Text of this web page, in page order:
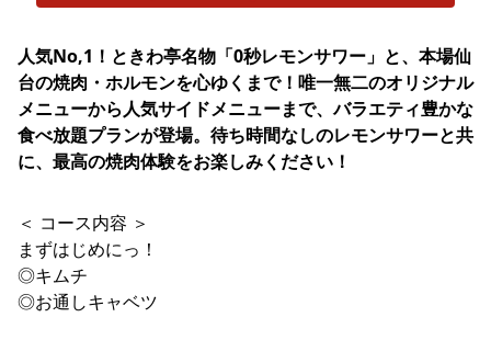
人気No,1！ときわ亭名物「0秒レモンサワー」と、本場仙
台の焼肉・ホルモンを心ゆくまで！唯一無二のオリジナル
メニューから人気サイドメニューまで、バラエティ豊かな
食べ放題プランが登場。待ち時間なしのレモンサワーと共
に、最高の焼肉体験をお楽しみください！
＜ コース内容 ＞
まずはじめにっ！
◎キムチ
◎お通しキャベツ